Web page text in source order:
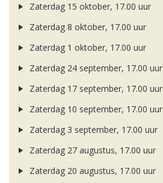
Zaterdag 15 oktober, 17.00 uur
Zaterdag 8 oktober, 17.00 uur
Zaterdag 1 oktober, 17.00 uur
Zaterdag 24 september, 17.00 uur
Zaterdag 17 september, 17.00 uur
Zaterdag 10 september, 17.00 uur
Zaterdag 3 september, 17.00 uur
Zaterdag 27 augustus, 17.00 uur
Zaterdag 20 augustus, 17.00 uur